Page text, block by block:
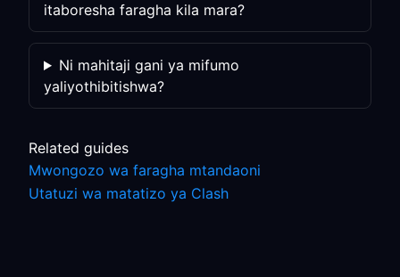
itaboresha faragha kila mara?
Ni mahitaji gani ya mifumo
yaliyothibitishwa?
Related guides
Mwongozo wa faragha mtandaoni
Utatuzi wa matatizo ya Clash